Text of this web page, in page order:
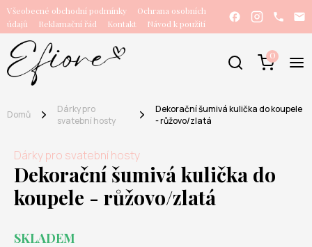
Všeobecné obchodní podmínky
Ochrana osobních
údajů
Reklamační řád Kontakt Návod k použití
0
Domů
Dárky pro
svatební hosty
Dekorační šumivá kulička do koupele
- růžovo/zlatá
Dárky pro svatební hosty
Dekorační šumivá kulička do
koupele - růžovo/zlatá
SKLADEM